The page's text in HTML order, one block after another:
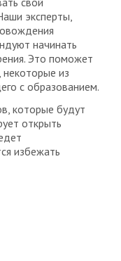
эксперты,
начинать
Это поможет
из
с образованием.
которые будут
открыть
избежать